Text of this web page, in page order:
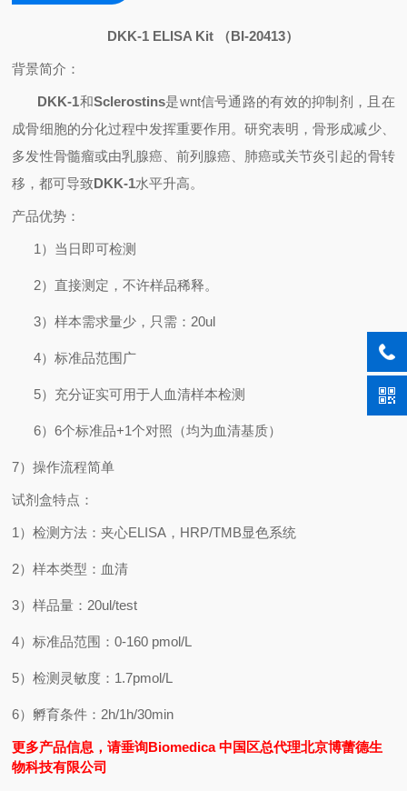
DKK-1 ELISA Kit （BI-20413）
背景简介：
DKK-1和Sclerostins是wnt信号通路的有效的抑制剂，且在
成骨细胞的分化过程中发挥重要作用。研究表明，骨形成减少、
多发性骨髓瘤或由乳腺癌、前列腺癌、肺癌或关节炎引起的骨转
移，都可导致DKK-1水平升高。
产品优势：
1） 当日即可检测
2）直接测定，不许样品稀释。
3）样本需求量少，只需： 20ul
4）标准品范围广
5） 充分证实可用于人血清样本检测
6）6个标准品+1个对照（均为血清基质）
7）操作流程简单
试剂盒特点：
1 ）检测方法：夹心ELISA ， HRP/TMB显色系统
2）样本类型：血清
3）样品量： 20ul/test
4）标准品范围：0-160 pmol/L
5）检测灵敏度： 1.7pmol/L
6）孵育条件： 2h/1h/30min
更多产品信息，请垂询Biomedica 中国区总代理北京博蕾德生
物科技有限公司